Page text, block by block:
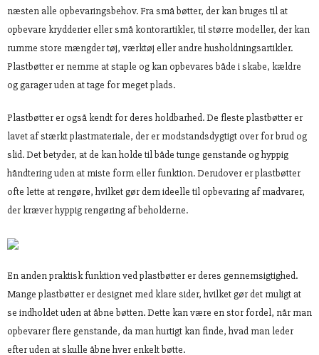
næsten alle opbevaringsbehov. Fra små bøtter, der kan bruges til at
opbevare krydderier eller små kontorartikler, til større modeller, der kan
rumme store mængder tøj, værktøj eller andre husholdningsartikler.
Plastbøtter er nemme at staple og kan opbevares både i skabe, kældre
og garager uden at tage for meget plads.
Plastbøtter er også kendt for deres holdbarhed. De fleste plastbøtter er
lavet af stærkt plastmateriale, der er modstandsdygtigt over for brud og
slid. Det betyder, at de kan holde til både tunge genstande og hyppig
håndtering uden at miste form eller funktion. Derudover er plastbøtter
ofte lette at rengøre, hvilket gør dem ideelle til opbevaring af madvarer,
der kræver hyppig rengøring af beholderne.
En anden praktisk funktion ved plastbøtter er deres gennemsigtighed.
Mange plastbøtter er designet med klare sider, hvilket gør det muligt at
se indholdet uden at åbne bøtten. Dette kan være en stor fordel, når man
opbevarer flere genstande, da man hurtigt kan finde, hvad man leder
efter uden at skulle åbne hver enkelt bøtte.